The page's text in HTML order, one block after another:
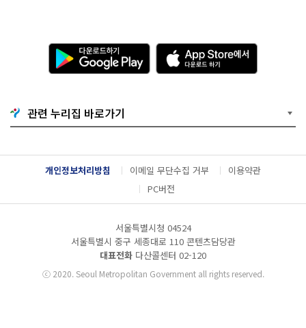
다
운
로
기
G
o
g
l
e
l
A
p
p
e
서
다
운
드
관련 누리집 바로가기
개인정보처리방침 이메일 무단수집 거부
이용약관
PC버전
서울특별시청 04524
서울특별시 중구 세종대로 110 콘텐츠담당관
대표전화 다산콜센터 02-120
ⓒ2020. Seoul Metropolitan Government all rights reserved.